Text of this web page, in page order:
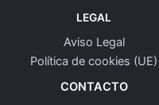
LEGAL
Aviso Legal
Política de cookies (UE)
CONTACTO